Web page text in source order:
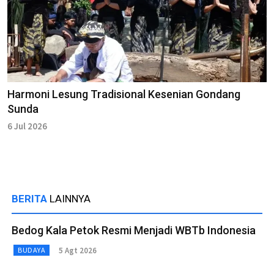
Harmoni Lesung Tradisional Kesenian Gondang
Sunda
6 Jul 2026
BERITA LAINNYA
Bedog Kala Petok Resmi Menjadi WBTb Indonesia
BUDAYA 5 Agt 2026